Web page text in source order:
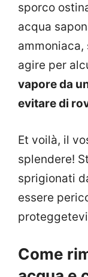
sporco
acqua
ammoniaca,
agire per
vapore da
evitare di
Et voilà, il
splendere!
sprigionati
essere
Come